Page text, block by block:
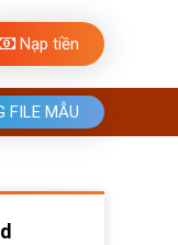
Nạp tiền
FILE MẪU